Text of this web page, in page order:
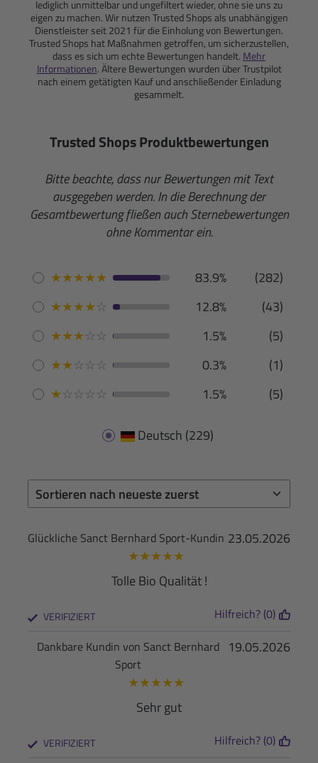
lediglich unmittelbar und ungefiltert wieder, ohne sie uns zu
eigen zu machen. Wir nutzen Trusted Shops als unabhängigen
Dienstleister seit 2021 für die Einholung von Bewertungen.
Trusted Shops hat Maßnahmen getroffen, um sicherzustellen,
dass es sich um echte Bewertungen handelt. Mehr
Informationen. Ältere Bewertungen wurden über Trustpilot
nach einem getätigten Kauf und anschließender Einladung
gesammelt.
Trusted Shops Produktbewertungen
Bitte beachte, dass nur Bewertungen mit Text
ausgegeben werden. In die Berechnung der
Gesamtbewertung fließen auch Sternebewertungen
ohne Kommentar ein.
★★★★★ 83.9%
(282)
★★★★☆ 12.8%
(43)
★★★☆☆ 1.5%
(5)
★★☆☆☆ 0.3%
(1)
★☆☆☆☆ 1.5% (5)
Deutsch (229)
23.05.2026
Glückliche Sanct Bernhard Sport-Kundin
★★★★★
Tolle Bio Qualität !
VERIFIZIERT Hilfreich? (0)
19.05.2026
Dankbare Kundin von Sanct Bernhard
Sport
★★★★★
Sehr gut
VERIFIZIERT Hilfreich? (0)